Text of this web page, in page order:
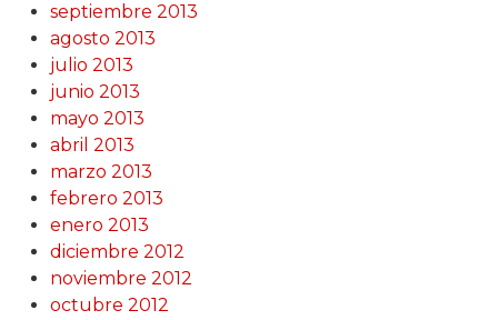
septiembre 2013
agosto 2013
julio 2013
junio 2013
mayo 2013
abril 2013
marzo 2013
febrero 2013
enero 2013
diciembre 2012
noviembre 2012
octubre 2012